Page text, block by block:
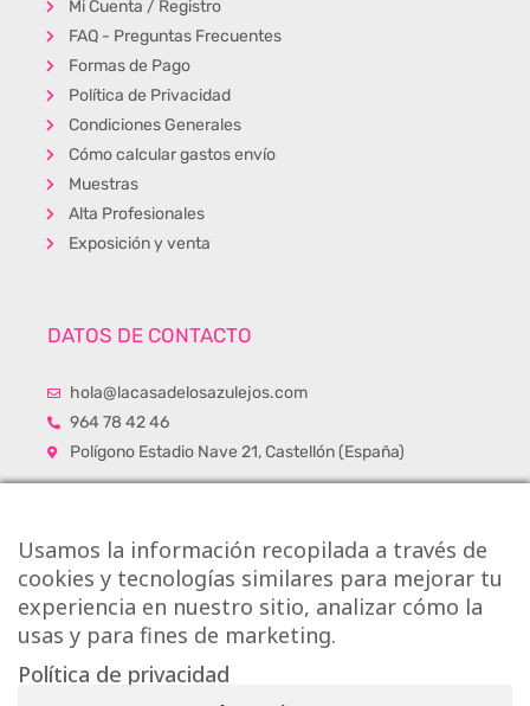
Mi Cuenta / Registro
FAQ - Preguntas Frecuentes
Formas de Pago
Política de Privacidad
Condiciones Generales
Cómo calcular gastos envío
Muestras
Alta Profesionales
Exposición y venta
DATOS DE CONTACTO
hola@lacasadelosazulejos.com
964 78 42 46
Polígono Estadio Nave 21, Castellón (España)
Usamos la información recopilada a través de
cookies y tecnologías similares para mejorar tu
experiencia en nuestro sitio, analizar cómo la
usas y para fines de marketing.
Política de privacidad